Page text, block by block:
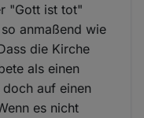
"Gott ist tot"
anmaßend wie
die Kirche
als einen
auf einen
es nicht